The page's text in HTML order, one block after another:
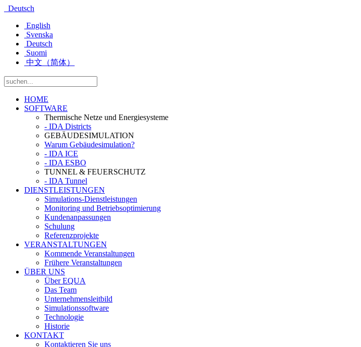
Deutsch
English
Svenska
Deutsch
Suomi
中文（简体）
HOME
SOFTWARE
Thermische Netze und Energiesysteme
- IDA Districts
GEBÄUDESIMULATION
Warum Gebäudesimulation?
- IDA ICE
- IDA ESBO
TUNNEL & FEUERSCHUTZ
- IDA Tunnel
DIENSTLEISTUNGEN
Simulations-Dienstleistungen
Monitoring und Betriebsoptimierung
Kundenanpassungen
Schulung
Referenzprojekte
VERANSTALTUNGEN
Kommende Veranstaltungen
Frühere Veranstaltungen
ÜBER UNS
Über EQUA
Das Team
Unternehmensleitbild
Simulationssoftware
Technologie
Historie
KONTAKT
Kontaktieren Sie uns